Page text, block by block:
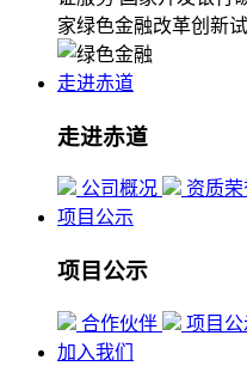
家绿色金融改革创新
走进赤道
走进赤道
公司概况 资质
项目公示
项目公示
合作伙伴
项目公
加入我们